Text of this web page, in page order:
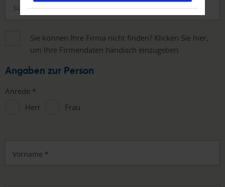
Sie können Ihre Firma nicht finden? Klicken Sie hier,
um Ihre Firmendaten händisch einzugeben.
Angaben zur Person
Anrede *
Herr
Frau
Vorname *